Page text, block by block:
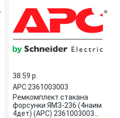
38.59 p.
APC·2361003003
Ремкомплект стакана
форсунки ЯМЗ-236 (4наим
4дет) (АРС) 2361003003